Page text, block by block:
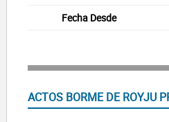
ACTOS BORME DE ROYJU